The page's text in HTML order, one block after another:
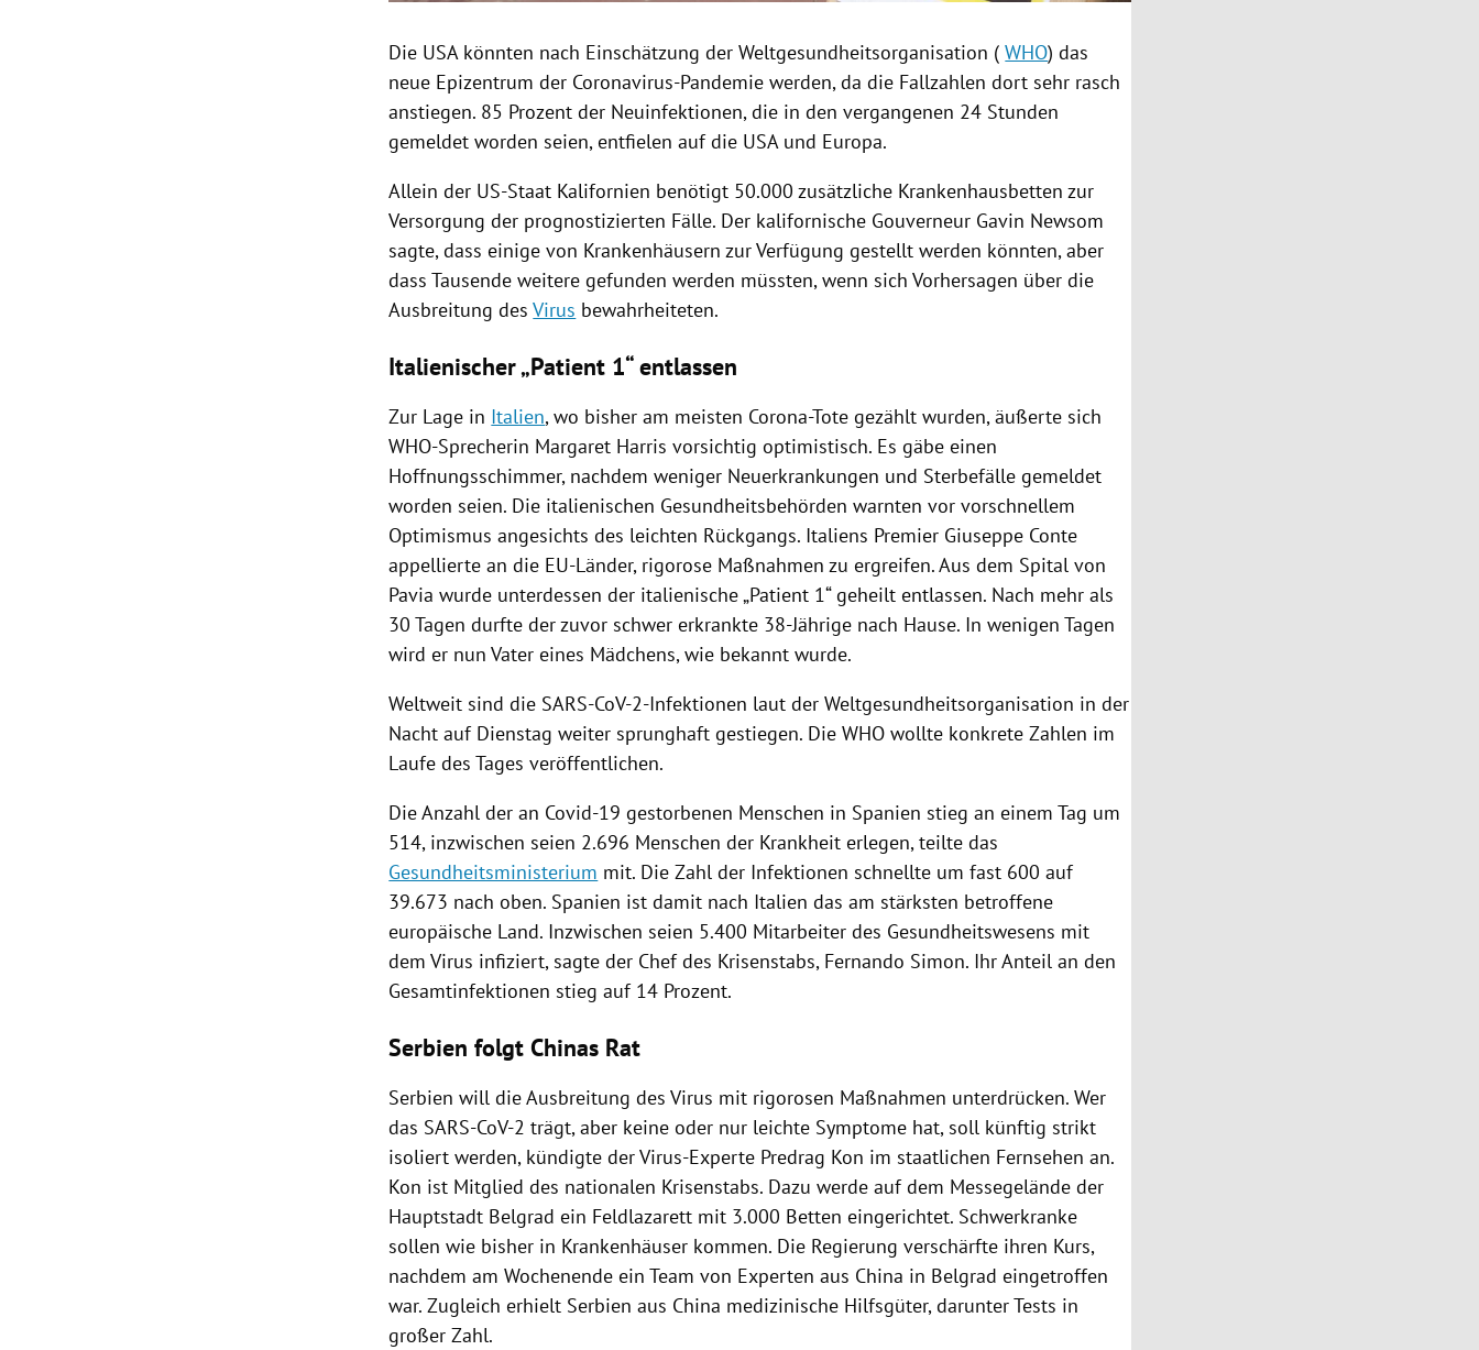
Die USAkönnten nach Einschätzung derWeltgesundheitsorganisation ( WHO) das
neue Epizentrum der Coronavirus-Pandemie werden, da die Fallzahlen dort sehr rasch
anstiegen. 85 Prozent der Neuinfektionen, die in den vergangenen 24 Stunden
gemeldet worden seien, entfielen auf die USAund Europa.
Allein der US-Staat Kalifornien benötigt 50.000 zusätzliche Krankenhausbetten zur
Versorgung der prognostizierten Fälle. Der kalifornische Gouverneur Gavin Newsom
sagte, dass einige von Krankenhäusern zur Verfügung gestellt werden könnten, aber
dass Tausende weitere gefunden werden müssten, wenn sich Vorhersagen über die
Ausbreitung desVirus bewahrheiteten.
Italienischer „Patient 1“ entlassen
Zur Lage in Italien, wo bisher am meisten Corona-Tote gezählt wurden, äußerte sich
WHO-Sprecherin Margaret Harris vorsichtig optimistisch. Es gäbe einen
Hoffnungsschimmer, nachdem weniger Neuerkrankungen und Sterbefälle gemeldet
worden seien. Die italienischen Gesundheitsbehörden warnten vor vorschnellem
Optimismus angesichts des leichten Rückgangs. Italiens Premier Giuseppe Conte
appellierte an die EU-Länder, rigorose Maßnahmen zu ergreifen. Aus dem Spital von
Pavia wurde unterdessen der italienische „Patient 1“ geheilt entlassen. Nach mehr als
30 Tagen durfte der zuvor schwer erkrankte 38-Jährige nach Hause. In wenigen Tagen
wird er nun Vater eines Mädchens, wie bekannt wurde.
Weltweit sind die SARS-CoV-2-Infektionen laut derWeltgesundheitsorganisation in der
Nacht auf Dienstag weiter sprunghaft gestiegen. DieWHO wollte konkrete Zahlen im
Laufe des Tages veröffentlichen.
Die Anzahl der an Covid-19 gestorbenen Menschen in Spanien stieg an einem Tag um
514, inzwischen seien 2.696 Menschen der Krankheit erlegen, teilte das
Gesundheitsministerium mit. Die Zahl der Infektionen schnellte um fast 600 auf
39.673 nach oben. Spanien ist damit nach Italien das am stärksten betroffene
europäische Land. Inzwischen seien 5.400 Mitarbeiter des Gesundheitswesens mit
demVirus infiziert, sagte der Chef des Krisenstabs, Fernando Simon. Ihr Anteil an den
Gesamtinfektionen stieg auf 14 Prozent.
Serbien folgt Chinas Rat
Serbien will die Ausbreitung desVirus mit rigorosen Maßnahmen unterdrücken. Wer
das SARS-CoV-2 trägt, aber keine oder nur leichte Symptome hat, soll künftig strikt
isoliert werden, kündigte der Virus-Experte Predrag Kon im staatlichen Fernsehen an.
Kon ist Mitglied des nationalen Krisenstabs. Dazu werde auf dem Messegelände der
Hauptstadt Belgrad ein Feldlazarett mit 3.000 Betten eingerichtet. Schwerkranke
sollen wie bisher in Krankenhäuser kommen. Die Regierung verschärfte ihren Kurs,
nachdem am Wochenende ein Team von Experten aus China in Belgrad eingetroffen
war. Zugleich erhielt Serbien aus China medizinische Hilfsgüter, darunter Tests in
großer Zahl.